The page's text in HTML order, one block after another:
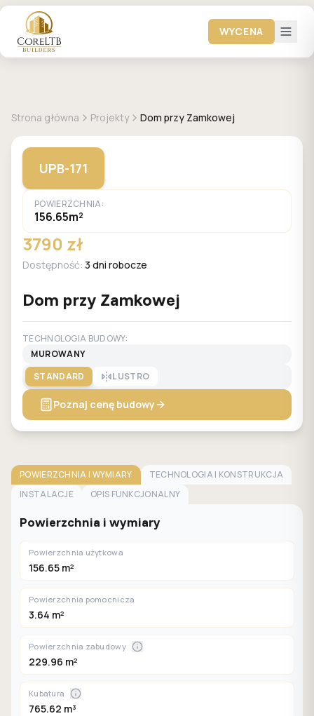
WYCENA
Strona główna Projekty Dom przy Zamkowej
UPB-171
POWIERZCHNIA:
156.65m²
3790 zł
Dostępność: 3 dni robocze
Dom przy Zamkowej
TECHNOLOGIA BUDOWY:
MUROWANY
STANDARD
LUSTRO
Poznaj cenę budowy
POWIERZCHNIA I WYMIARY
TECHNOLOGIA I KONSTRUKCJA
INSTALACJE
OPIS FUNKCJONALNY
Powierzchnia i wymiary
Powierzchnia użytkowa
156.65 m²
Powierzchnia pomocnicza
3.64 m²
Powierzchnia zabudowy
229.96 m²
Kubatura
765.62 m³